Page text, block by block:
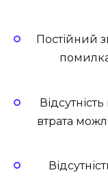
Постійний
втрата